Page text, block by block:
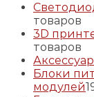
товаров
3D
товаров
Блоки
модулей